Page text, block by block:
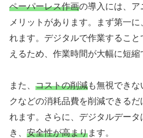
ペーパーレス作画の導入には、ア
メリットがあります。まず第一に
れます。デジタルで作業するこ
えるため、作業時間が大幅に短縮
また、 コストの削減も無視でき
クなどの消耗品費を削減できる
れます。さらに、デジタルデー
き、 安全性が高まります。